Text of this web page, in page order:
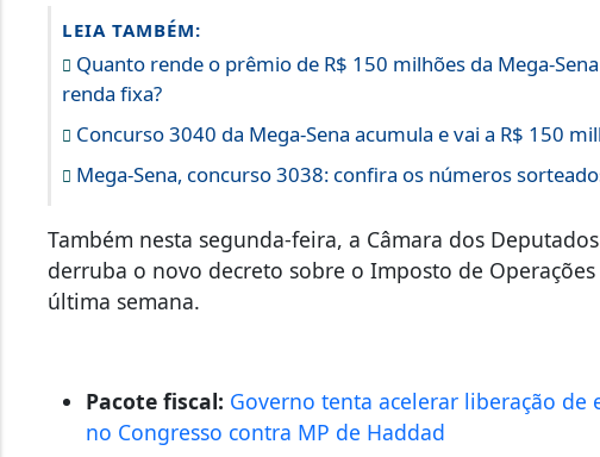
LEIA TAMBÉM:
Quanto rende o prêmio de R$ 150 milhões da Mega-
renda fixa?
Concurso 3040 da Mega-Sena acumula e vai a R$ 150
Mega-Sena, concurso 3038: confira os números
Também nesta segunda-feira, a Câmara dos
derruba o novo decreto sobre o Imposto de
última semana.
Pacote fiscal: Governo tenta acelerar liberação
no Congresso contra MP de Haddad